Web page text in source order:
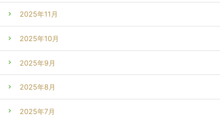
2025年11月
2025年10月
2025年9月
2025年8月
2025年7月